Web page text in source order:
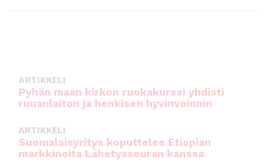
ARTIKKELI
Pyhän maan kirkon ruokakurssi yhdisti
ruuanlaiton ja henkisen hyvinvoinnin
ARTIKKELI
Suomalaisyritys koputtelee Etiopian
markkinoita Lähetysseuran kanssa